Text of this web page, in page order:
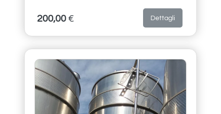
200,00 € Dettagli